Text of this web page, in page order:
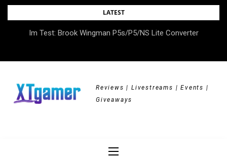
Skip
LATEST
Im Test: Brook Wingman P5s/P5/NS Lite Converter
DOK.fest München 2026 – Empowered, HerStory, Beyond
Reviews | Livestreams | Events |
Giveaways